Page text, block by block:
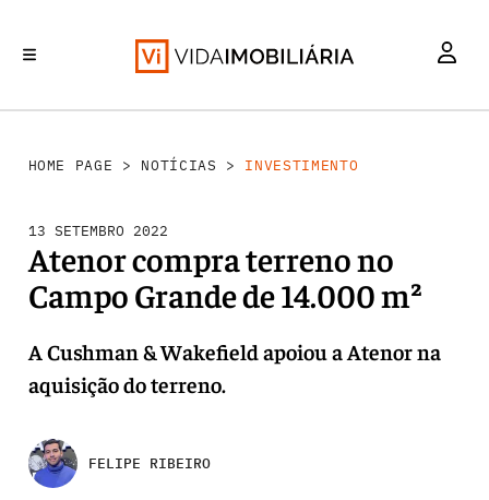
HOME PAGE > NOTÍCIAS > INVESTIMENTO
13 SETEMBRO 2022
Atenor compra terreno no
Campo Grande de 14.000 m²
A Cushman & Wakefield apoiou a Atenor na
aquisição do terreno.
FELIPE RIBEIRO